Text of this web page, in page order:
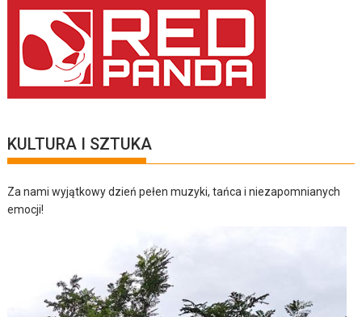
KULTURA I SZTUKA
Za nami wyjątkowy dzień pełen muzyki, tańca i niezapomnianych
emocji!